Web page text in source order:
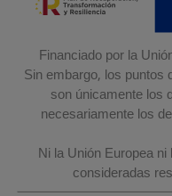
Financiado por la
Sin embargo, los puntos
son únicamente los
necesariamente los
Ni la Unión Europea
consideradas